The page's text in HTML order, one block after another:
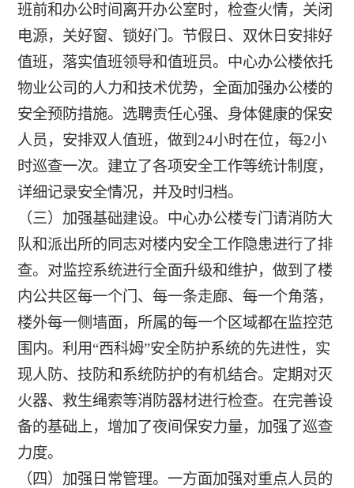
班前和办公时间离开办公室时，检查火情，关闭
电源，关好窗、锁好门。节假日、双休日安排好
值班，落实值班领导和值班员。中心办公楼依托
物业公司的人力和技术优势，全面加强办公楼的
安全预防措施。选聘责任心强、身体健康的保安
人员，安排双人值班，做到24小时在位，每2小
时巡查一次。建立了各项安全工作等统计制度，
详细记录安全情况，并及时归档。
（三）加强基础建设。中心办公楼专门请消防大
队和派出所的同志对楼内安全工作隐患进行了排
查。对监控系统进行全面升级和维护，做到了楼
内公共区每一个门、每一条走廊、每一个角落，
楼外每一侧墙面，所属的每一个区域都在监控范
围内。利用“西科姆”安全防护系统的先进性，实
现人防、技防和系统防护的有机结合。定期对灭
火器、救生绳索等消防器材进行检查。在完善设
备的基础上，增加了夜间保安力量，加强了巡查
力度。
（四）加强日常管理。一方面加强对重点人员的